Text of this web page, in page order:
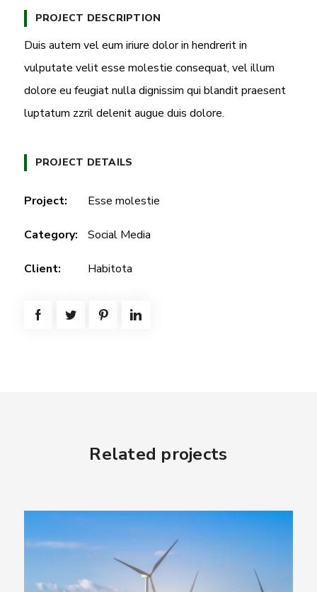
PROJECT DESCRIPTION
Duis autem vel eum iriure dolor in hendrerit in
vulputate velit esse molestie consequat, vel illum
dolore eu feugiat nulla dignissim qui blandit praesent
luptatum zzril delenit augue duis dolore.
PROJECT DETAILS
Project: Esse molestie
Category: Social Media
Client: Habitota
Related projects